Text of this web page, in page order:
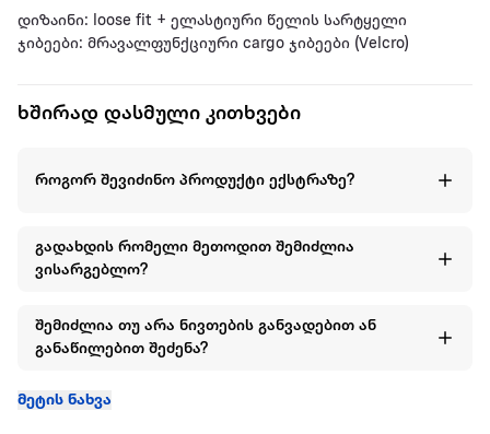
დიზაინი: loose fit + ელასტიური წელის სარტყელი
ჯიბეები: მრავალფუნქციური cargo ჯიბეები (Velcro)
ხშირად დასმული კითხვები
როგორ შევიძინო პროდუქტი ექსტრაზე?
გადახდის რომელი მეთოდით შემიძლია
ვისარგებლო?
შემიძლია თუ არა ნივთების განვადებით ან
განაწილებით შეძენა?
მეტის ნახვა